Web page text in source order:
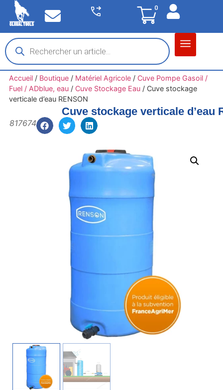
0
Accueil/ Boutique/ Matériel Agricole/ Cuve Pompe Gasoil /
Fuel / ADblue, eau/ Cuve Stockage Eau/ Cuve stockage
verticale d’eau RENSON
Cuve stockage verticale d’eau
817674